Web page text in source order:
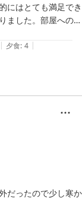
にはとても満足でき
ました。部屋への案
した。また夕食時
について何度も声
た。朝食時には、
取れるような言い方
とお料理がある旅
ると、さらに良い滞
| 夕食: 4 |
だったので少し寒か